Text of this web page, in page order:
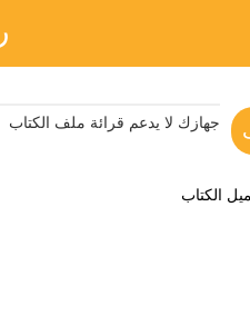
جهازك لا يدعم قرائة ملف الكتاب
الكتاب